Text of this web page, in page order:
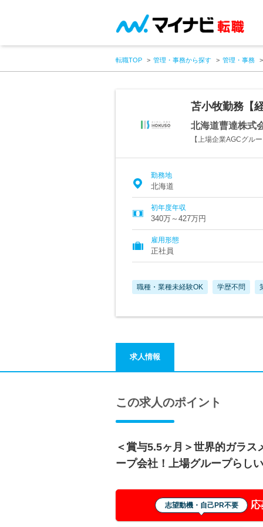
転職TOP 管理・事務から探す 管理・事務
苫小牧勤務【
北海道曹達株式
【上場企業AGCグル
勤務地
北海道
初年度年収
340万～427万円
雇用形態
正社員
職種・業種未経験OK 学歴不問
求人情報
この求人のポイント
＜賞与5.5ヶ月＞世界的ガラ
ープ会社！上場グループらし
志望動機・自己PR不要